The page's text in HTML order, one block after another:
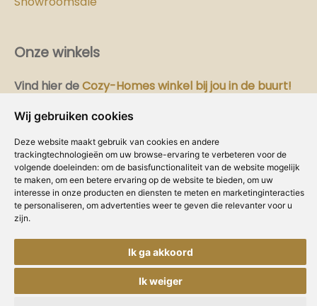
Wij gebruiken cookies
Deze website maakt gebruik van cookies en andere
trackingtechnologieën om uw browse-ervaring te verbeteren voor de
volgende doeleinden: om de basisfunctionaliteit van de website mogelijk
te maken, om een betere ervaring op de website te bieden, om uw
interesse in onze producten en diensten te meten en marketinginteracties
te personaliseren, om advertenties weer te geven die relevanter voor u
zijn.
Ik ga akkoord
Ik weiger
Onze winkels
Vind hierdeCozy-Homes winkel bij jou in de buurt!
Intranet
Dealer worden?
Volg ons
Copyright © Concepts & Companies BV.